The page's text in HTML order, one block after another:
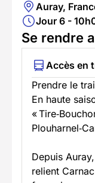
Auray,
Jour 6 -
Se rendre
Accès en
Prendre le
En haute
«
Depuis
relient